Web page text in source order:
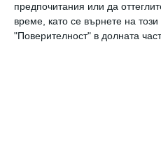
предпочитания или да
време, като се върнете на
"Поверителност" в долната
А грешки в реалния
често са уморени,